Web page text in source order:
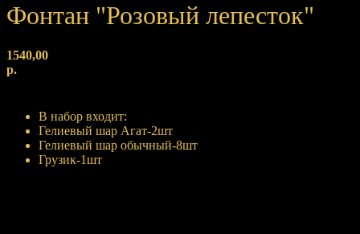
Фонтан "Розовый лепесток"
1540,00
р.
В набор входит:
Гелиевый шар Агат-2шт
Гелиевый шар обычный-8шт
Грузик-1шт